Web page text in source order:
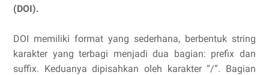
(DOI).
DOI memiliki format yang sederhana, berbentuk string
karakter yang terbagi menjadi dua bagian: prefix dan
suffix. Keduanya dipisahkan oleh karakter “/”. Bagian